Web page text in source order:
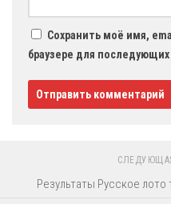
Сохранить моё имя,
браузере для
Результаты Русское лото